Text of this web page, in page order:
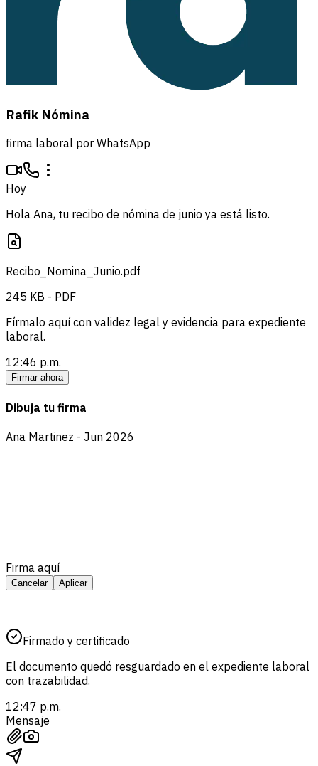
Rafik Nómina
firma laboral por WhatsApp
Hoy
Hola Ana, tu recibo de nómina de junio ya está listo.
Recibo_Nomina_Junio.pdf
245 KB - PDF
Fírmalo aquí con validez legal y evidencia para expediente
laboral.
12:46 p.m.
Firmar ahora
Dibuja tu firma
Ana Martinez - Jun 2026
Firma aquí
Cancelar Aplicar
Firmado y certificado
El documento quedó resguardado en el expediente laboral
con trazabilidad.
12:47 p.m.
Mensaje